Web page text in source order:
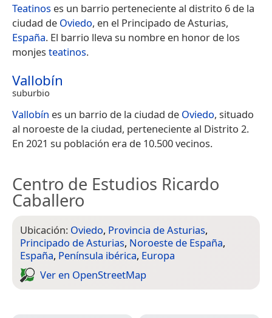
Teatinos es un barrio perteneciente al distrito 6 de la
ciudad de Oviedo, en el Principado de Asturias,
España.​ El barrio lleva su nombre en honor de los
monjes teatinos.
Vallobín
suburbio
Vallobín es un barrio de la ciudad de Oviedo, situado
al noroeste de la ciudad, perteneciente al Distrito 2.
En 2021 su población era de 10.500 vecinos.
Centro de Estudios Ricardo
Caballero
Ubicación: Oviedo, Provincia de Asturias,
Principado de Asturias, Noroeste de España,
España, Península ibérica, Europa
Ver en Open­Street­Map